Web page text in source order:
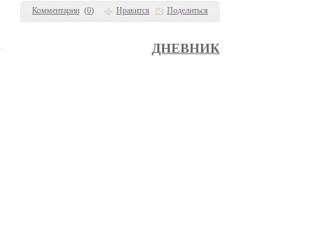
Комментарии (0) Нравится Поделиться
ДНЕВНИК